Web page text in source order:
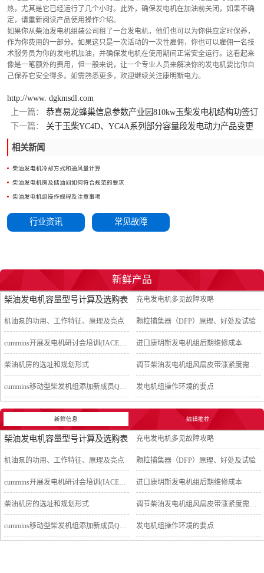
热，尤其是它已经运行了几个小时。此外，确保发电机在加油前关闭，如果不确
定，请重新阅读产品使用操作介绍。
如果你从柴油发电机组装公司租了一台发电机，他们也可以为你供应定时保养，
作为你费用的一部分。如果这只是一次活动的一次性雇佣，你也可以雇佣一名技
术服务员为你的发电机加油，并确保发电机在使用期间正常安全运行。这看起来
像是一笔额外的费用，但一般来说，让一个专业人员来解决你的发电机要比你自
己保养它安全得多。如需熟悉更多，欢迎继续关注康明斯电力。
http://www. dgkmsdl.com
上一篇：
恭喜易龙蜂巢信息参数产业园810kw玉柴发电机结构功签订
下一篇：
关于玉柴YC4D、YC4A系列部分容量段发电动力产品变更
相关新闻
柴油发电机冷却方式和通风量计算
柴油发电机房及储油间如何符合规范的要求
柴油发电机组操作规程及注意事项
行业资讯 常见故障
新鲜产品
柴油发电机容量型号计算及选购表 充电发电机多见故障攻略
机油泵的功用、工作特征、原理及亮点 颗粒捕集器（DFP）原理、好处及试验
cummins开展发电机研讨会培训(IACET)认证工作 进口康明斯发电机组后期维修成本
柴油机房的选址和规划形式 调节柴油发电机组风扇皮带涨紧度需要注意哪些
cummins移动型柴发机组添加新成员QSB5-G11系列 发电机组操作环境的要点
新鲜信息 编辑推荐
柴油发电机容量型号计算及选购表 充电发电机多见故障攻略
机油泵的功用、工作特征、原理及亮点 颗粒捕集器（DFP）原理、好处及试验
cummins开展发电机研讨会培训(IACET)认证工作 进口康明斯发电机组后期维修成本
柴油机房的选址和规划形式 调节柴油发电机组风扇皮带涨紧度需要注意哪些
cummins移动型柴发机组添加新成员QSB5-G11系列 发电机组操作环境的要点